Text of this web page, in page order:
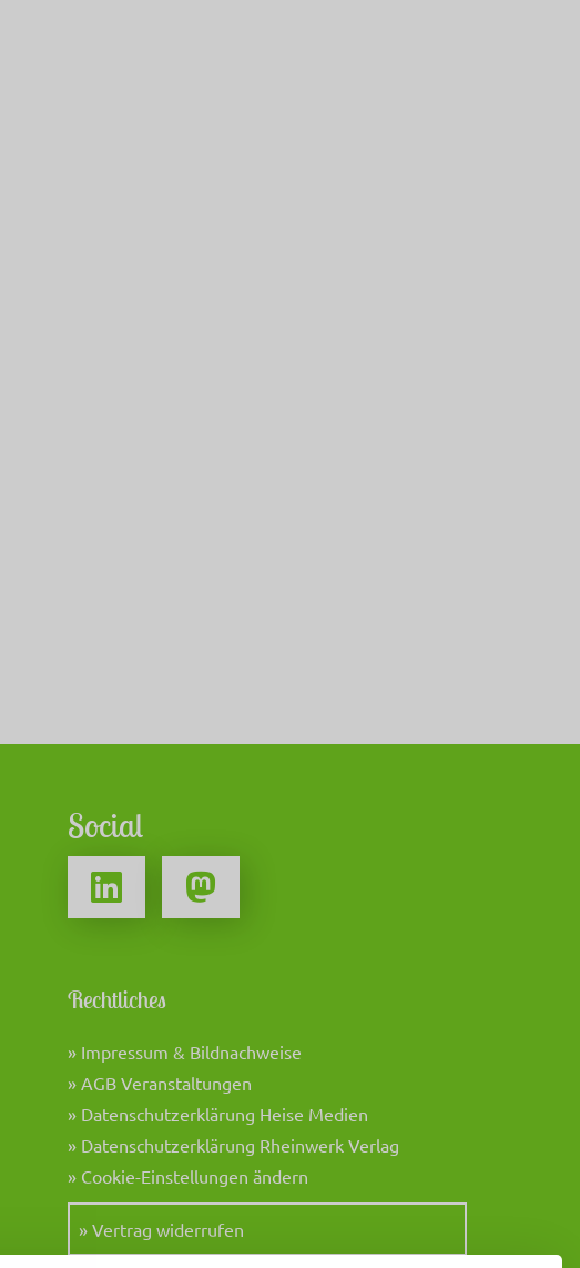
Social
Rechtliches
» Impressum & Bildnachweise
» AGB Veranstaltungen
» Datenschutzerklärung Heise Medien
» Datenschutzerklärung Rheinwerk Verlag
» Cookie-Einstellungen ändern
» Vertrag widerrufen